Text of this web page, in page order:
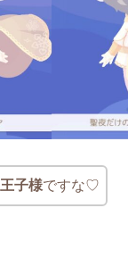
王子様ですな♡